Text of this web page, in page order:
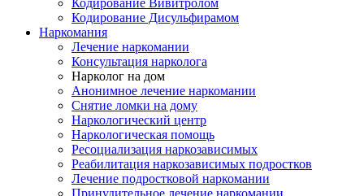
Кодирование Вивитролом
Кодирование Дисульфирамом
Наркомания
Лечение наркомании
Консультация нарколога
Нарколог на дом
Анонимное лечение наркомании
Снятие ломки на дому
Наркологический центр
Наркологическая помощь
Ресоциализация наркозависимых
Реабилитация наркозависимых подростков
Лечение подростковой наркомании
Принудительное лечение наркомании